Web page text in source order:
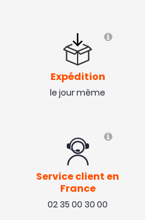
Expédition
le jour même
Service client en
France
02 35 00 30 00